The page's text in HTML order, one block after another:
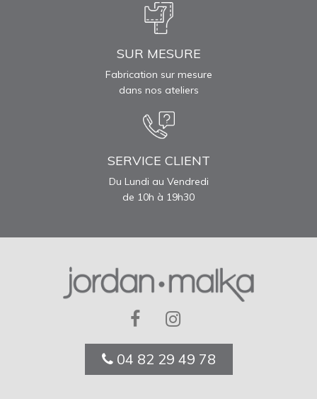
SUR MESURE
Fabrication sur mesure
dans nos ateliers
SERVICE CLIENT
Du Lundi au Vendredi
de 10h à 19h30
04 82 29 49 78